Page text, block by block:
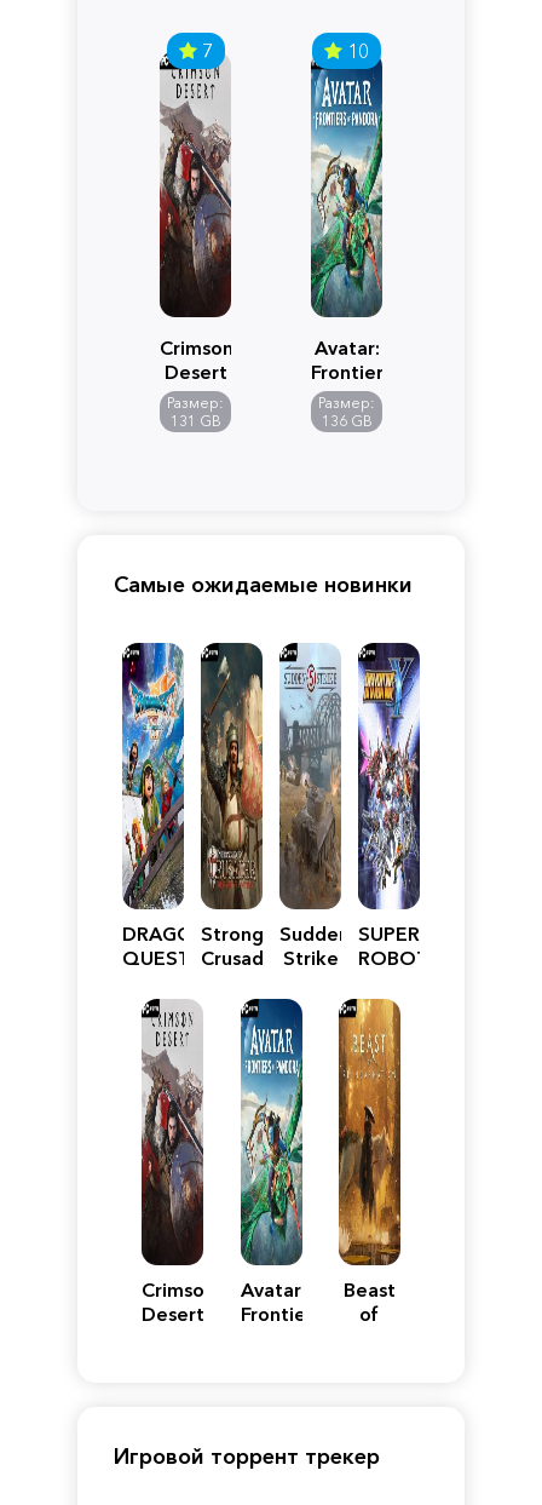
7
Crimson
Desert
Размер:
131 GB
10
Avatar:
Frontiers
of
Pandora
Размер:
136 GB
Самые ожидаемые новинки
DRAGON
QUEST
Reimagined
Stronghold
Crusader:
Edition
Sudden
Strike
SUPER
ROBOT
Y
Crimson
Desert
Avatar:
Frontiers
Beast
of
Игровой торрент трекер